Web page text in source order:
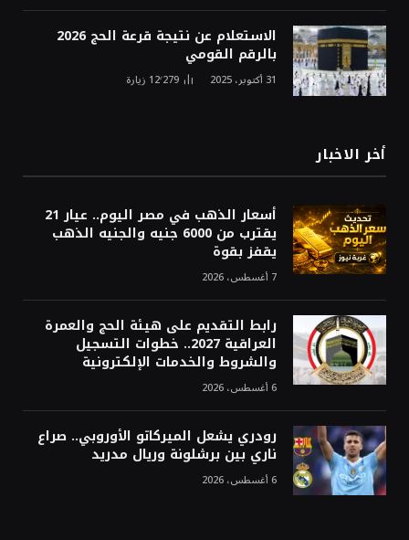
الاستعلام عن نتيجة قرعة الحج 2026
بالرقم القومي
31 أكتوبر، 2025 12٬279 زيارة
أخر الاخبار
أسعار الذهب في مصر اليوم.. عيار 21
يقترب من 6000 جنيه والجنيه الذهب
يقفز بقوة
7 أغسطس، 2026
رابط التقديم على هيئة الحج والعمرة
العراقية 2027.. خطوات التسجيل
والشروط والخدمات الإلكترونية
6 أغسطس، 2026
رودري يشعل الميركاتو الأوروبي.. صراع
ناري بين برشلونة وريال مدريد
6 أغسطس، 2026